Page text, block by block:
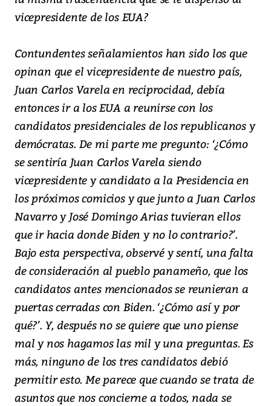
vicepresidente de los EUA?
Contundentes señalamientos han sido los que
opinan que el vicepresidente de nuestro país,
Juan Carlos Varela en reciprocidad, debía
entonces ir a los EUA a reunirse con los
candidatos presidenciales de los republicanos y
demócratas. De mi parte me pregunto: ‘¿Cómo
se sentiría Juan Carlos Varela siendo
vicepresidente y candidato a la Presidencia en
los próximos comicios y que junto a Juan Carlos
Navarro y José Domingo Arias tuvieran ellos
que ir hacia donde Biden y no lo contrario?’.
Bajo esta perspectiva, observé y sentí, una falta
de consideración al pueblo panameño, que los
candidatos antes mencionados se reunieran a
puertas cerradas con Biden. ‘¿Cómo así y por
qué?’. Y, después no se quiere que uno piense
mal y nos hagamos las mil y una preguntas. Es
más, ninguno de los tres candidatos debió
permitir esto. Me parece que cuando se trata de
asuntos que nos concierne a todos, nada se